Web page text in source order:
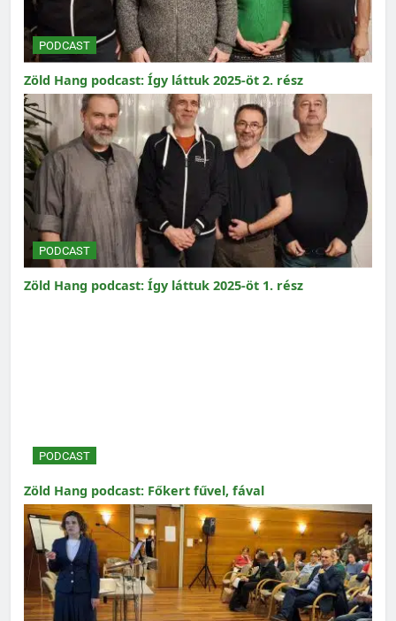
PODCAST
Zöld Hang podcast: Így láttuk 2025-öt 2. rész
PODCAST
Zöld Hang podcast: Így láttuk 2025-öt 1. rész
PODCAST
Zöld Hang podcast: Főkert fűvel, fával